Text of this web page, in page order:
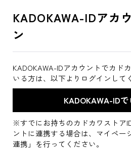
KADOKAWA-IDアカ
ン
KADOKAWA-IDアカウントでカド
いる方は、以下よりログインして
※すでにお持ちのカドカワストア
ントに連携する場合は、マイペー
連携」を行ってください。